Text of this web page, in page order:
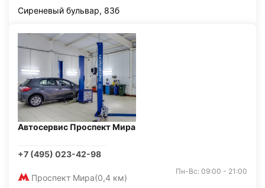
Сиреневый бульвар, 83б
Автосервис Проспект Мира
+7 (495) 023-42-98
Проспект Мира(0,4 км)
Пн-Вс: 09:00 - 21:00